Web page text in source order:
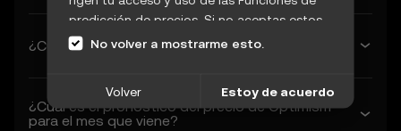
¿Cuánto valdrá Optimism la próxima semana?
¿Cuál es el pronóstico del precio de Optimism
para el mes que viene?
predicción de precios. Si no aceptas estos
Términos o cualquier otro término
sal de esta página de inmediato. Tu acceso
y uso continuo de las Funciones de
No volver a mostrarme esto.
Volver Estoy de acuerdo